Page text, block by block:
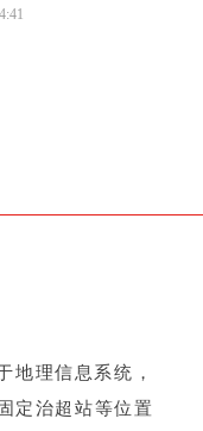
地理信息系统，
定治超站等位置